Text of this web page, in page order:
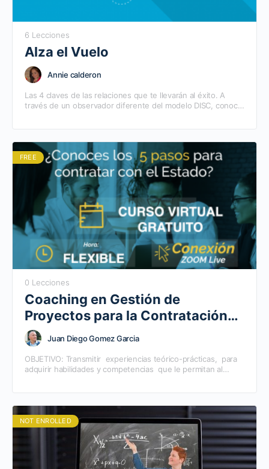
6 Lecciones
Alza el Vuelo
Annie calderon
Las 4 claves de las relaciones que te llevarán al éxito. A
través de un observador diferente del modelo DISC, conoce
FREE
0 Lecciones
Coaching en Gestión de
Proyectos para la Contratación
PúblicaJuan Diego Gomez Garcia
OBJETIVO: Transmitir experiencias teórico-prácticas, para
adquirir habilidades y competencias que le permitan al
NOT ENROLLED